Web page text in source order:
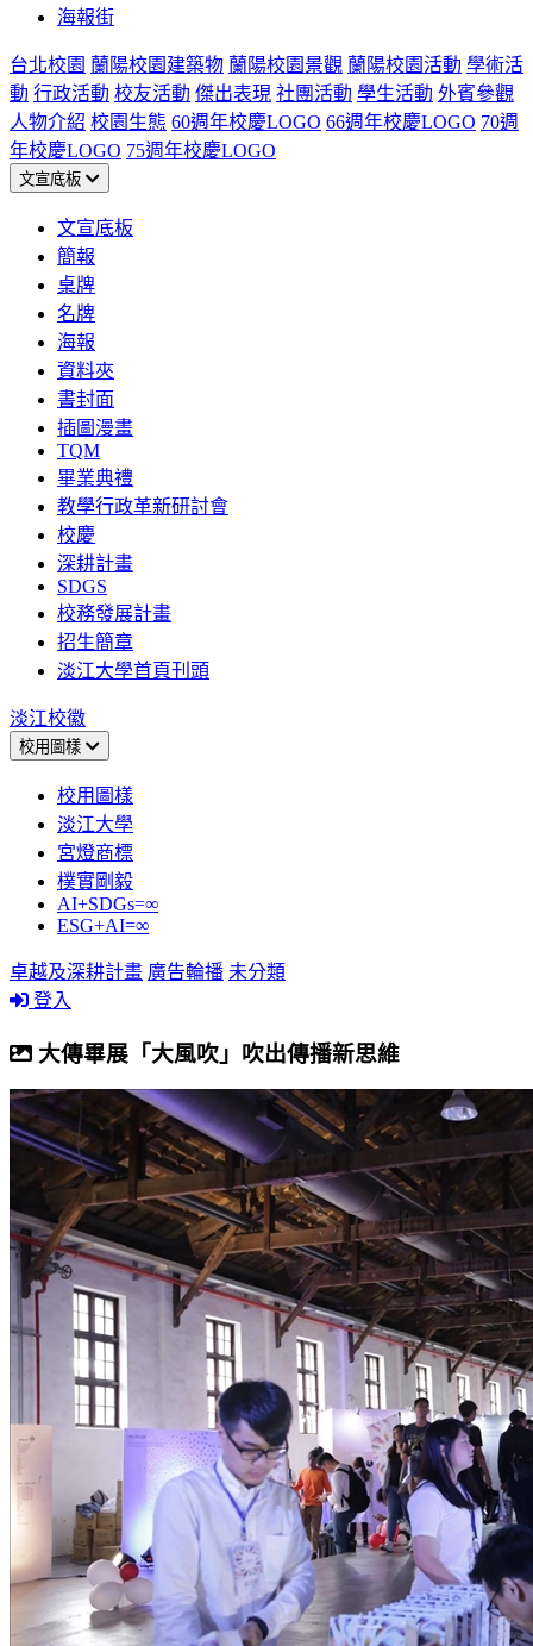
海報街
台北校園 蘭陽校園建築物 蘭陽校園景觀 蘭陽校園活動 學術活
動 行政活動 校友活動 傑出表現 社團活動 學生活動 外賓參觀
人物介紹 校園生態 60週年校慶LOGO 66週年校慶LOGO 70週
年校慶LOGO 75週年校慶LOGO
文宣底板
文宣底板
簡報
桌牌
名牌
海報
資料夾
書封面
插圖漫畫
TQM
畢業典禮
教學行政革新研討會
校慶
深耕計畫
SDGS
校務發展計畫
招生簡章
淡江大學首頁刊頭
淡江校徽
校用圖樣
校用圖樣
淡江大學
宮燈商標
樸實剛毅
AI+SDGs=∞
ESG+AI=∞
卓越及深耕計畫 廣告輪播 未分類
登入
大傳畢展「大風吹」吹出傳播新思維